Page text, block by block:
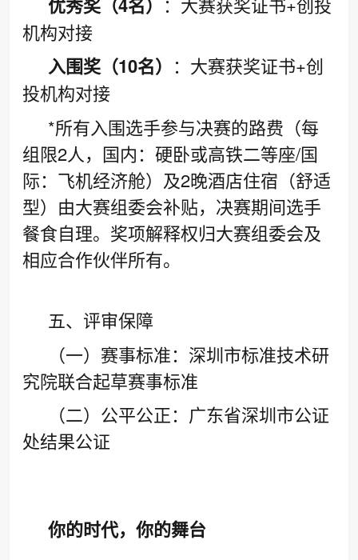
机构对接
入围奖（10名） ：大赛获奖证书+创
投机构对接
*所有入围选手参与决赛的路费（每
组限2人，国内：硬卧或高铁二等座/国
际：飞机经济舱）及2晚酒店住宿（舒适
型）由大赛组委会补贴，决赛期间选手
餐食自理。奖项解释权归大赛组委会及
相应合作伙伴所有。
五、评审保障
（一）赛事标准：深圳市标准技术研
究院联合起草赛事标准
（二）公平公正：广东省深圳市公证
处结果公证
你的时代，你的舞台